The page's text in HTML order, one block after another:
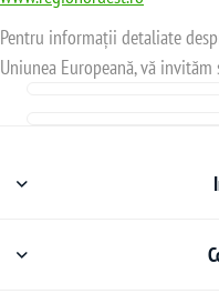
Pentru informații detaliate
Uniunea Europeană, vă